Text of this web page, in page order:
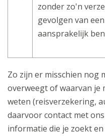
zonder zo'n
gevolgen van
aansprakelijk
Zo zijn er misschien nog
overweegt of waarvan je
weten (reisverzekering,
daarvoor contact met
informatie die je zoekt